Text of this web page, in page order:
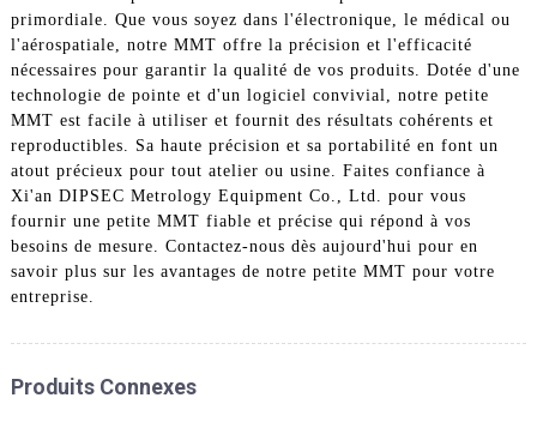
primordiale. Que vous soyez dans l'électronique, le médical ou
l'aérospatiale, notre MMT offre la précision et l'efficacité
nécessaires pour garantir la qualité de vos produits. Dotée d'une
technologie de pointe et d'un logiciel convivial, notre petite
MMT est facile à utiliser et fournit des résultats cohérents et
reproductibles. Sa haute précision et sa portabilité en font un
atout précieux pour tout atelier ou usine. Faites confiance à
Xi'an DIPSEC Metrology Equipment Co., Ltd. pour vous
fournir une petite MMT fiable et précise qui répond à vos
besoins de mesure. Contactez-nous dès aujourd'hui pour en
savoir plus sur les avantages de notre petite MMT pour votre
entreprise.
Produits Connexes